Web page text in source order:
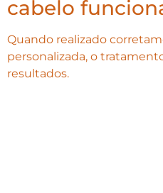
cabelo
Quando realizado
personalizada, o
resultados.